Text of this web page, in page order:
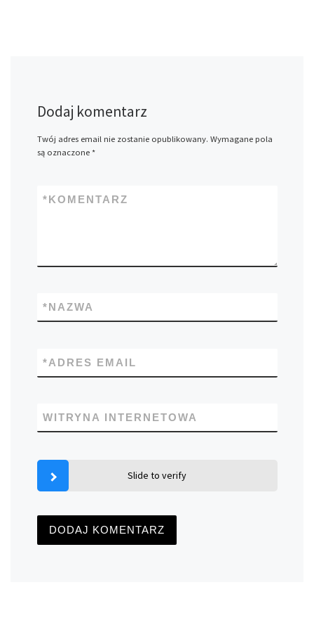
Dodaj komentarz
Twój adres email nie zostanie opublikowany. Wymagane pola
są oznaczone *
KOMENTARZ
*
NAZWA
*
ADRES EMAIL
*
WITRYNA INTERNETOWA
Slide to verify